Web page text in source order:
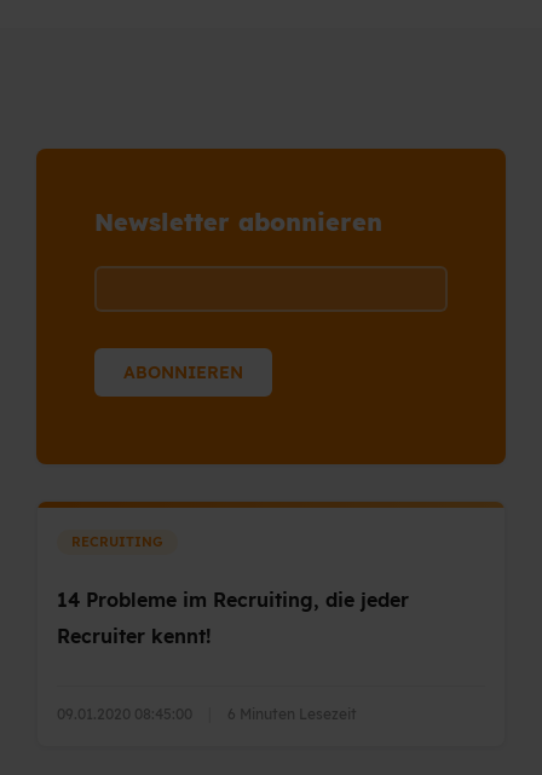
Newsletter abonnieren
RECRUITING
14 Probleme im Recruiting, die jeder
Recruiter kennt!
09.01.2020 08:45:00 6 Minuten Lesezeit